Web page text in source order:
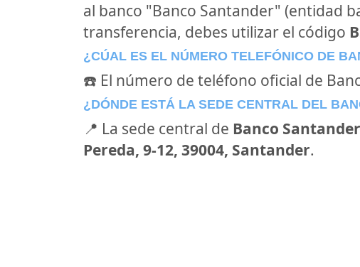
al banco "Banco Santander" (entidad
transferencia, debes utilizar el código
¿CÚAL ES EL NÚMERO TELEFÓNICO DE
☎️ El número de teléfono oficial de
¿DÓNDE ESTÁ LA SEDE CENTRAL DEL
📍 La sede central de Banco Santander
Pereda, 9-12, 39004, Santander.